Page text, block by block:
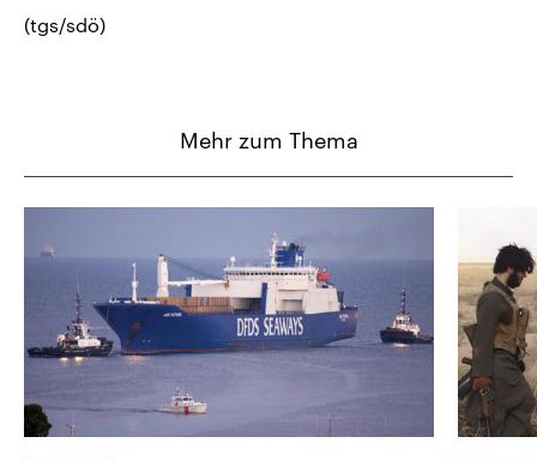
(tgs/sdö)
Mehr zum Thema